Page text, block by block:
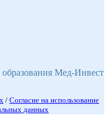
Мед-Инвест
/ Согласие на использование
данных